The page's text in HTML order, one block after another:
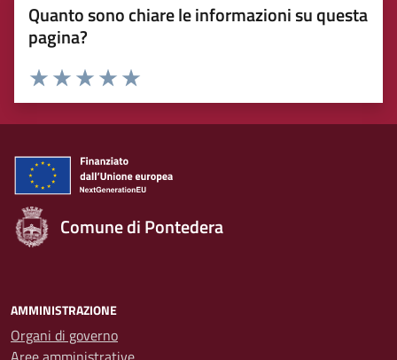
Quanto sono chiare le informazioni su questa
pagina?
Rating:
Valuta 5 stelle su 5
Valuta 4 stelle su 5
Valuta 3 stelle su 5
Valuta 2 stelle su 5
Valuta 1 stelle su 5
Comune di Pontedera
AMMINISTRAZIONE
Organi di governo